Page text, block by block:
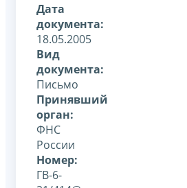
Дата
документа:
18.05.2005
Вид
документа:
Письмо
Принявший
орган:
ФНС
России
Номер:
ГВ-6-